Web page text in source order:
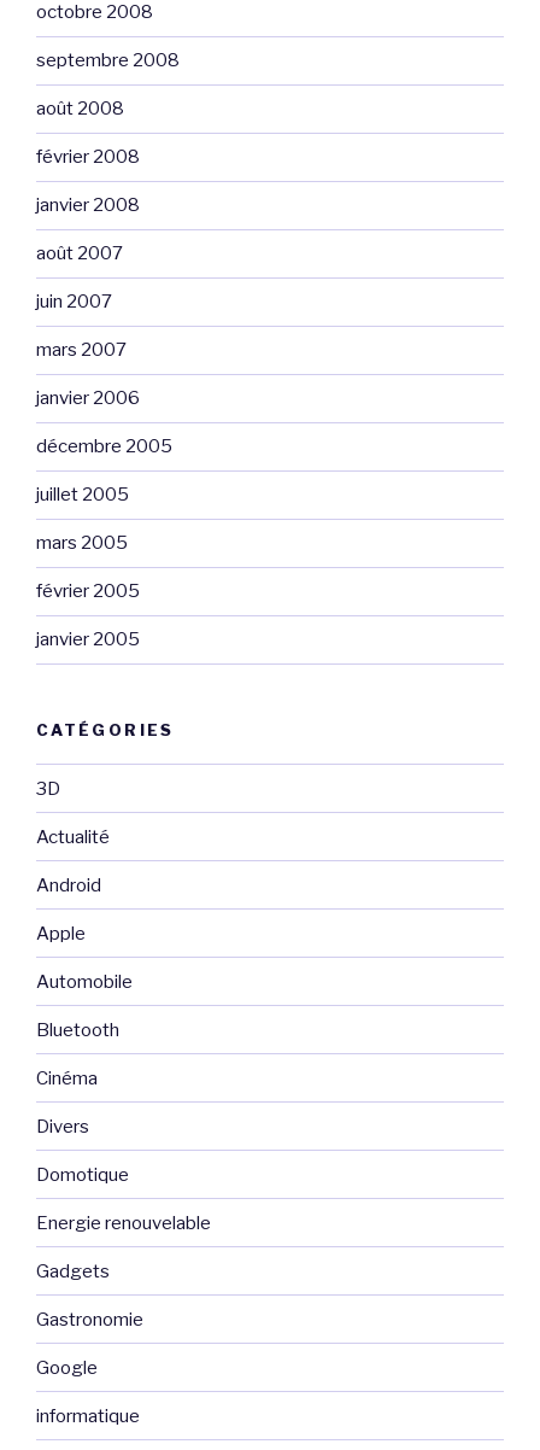
octobre 2008
septembre 2008
août 2008
février 2008
janvier 2008
août 2007
juin 2007
mars 2007
janvier 2006
décembre 2005
juillet 2005
mars 2005
février 2005
janvier 2005
CATÉGORIES
3D
Actualité
Android
Apple
Automobile
Bluetooth
Cinéma
Divers
Domotique
Energie renouvelable
Gadgets
Gastronomie
Google
informatique